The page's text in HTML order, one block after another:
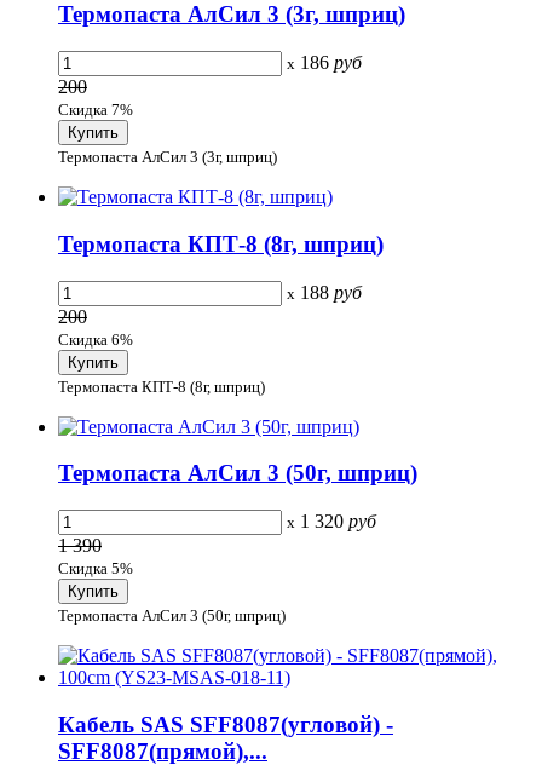
Термопаста АлСил 3 (3г, шприц)
x 186 руб
200
Скидка 7%
Термопаста АлСил 3 (3г, шприц)
Термопаста КПТ-8 (8г, шприц)
x 188 руб
200
Скидка 6%
Термопаста КПТ-8 (8г, шприц)
Термопаста АлСил 3 (50г, шприц)
x 1 320 руб
1 390
Скидка 5%
Термопаста АлСил 3 (50г, шприц)
Кабель SAS SFF8087(угловой) -
SFF8087(прямой),...